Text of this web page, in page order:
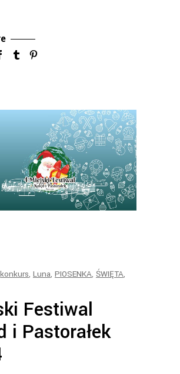
konkurs, Luna, PIOSENKA, ŚWIĘTA,
Festiwal
i Pastorałek